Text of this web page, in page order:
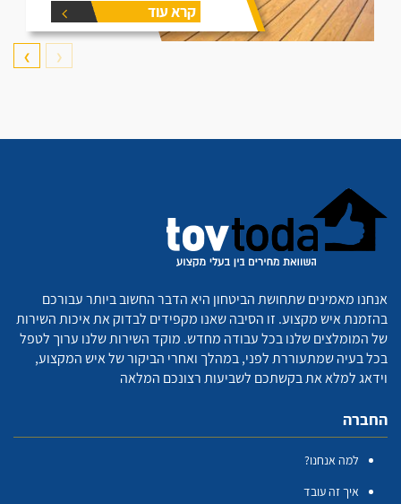
קרא עוד
❮
❯
אנחנו מאמינים שתחושת הביטחון היא הדבר החשוב ביותר עבורכם
בהזמנת איש מקצוע. זו הסיבה שאנו מקפידים לבדוק את איכות השירות
של המומלצים שלנו בכל עבודה מחדש. מוקד השירות שלנו ערוך לטפל
בכל בעיה שמתעוררת לפני, במהלך ואחרי הביקור של איש המקצוע,
וידאג למלא את בקשתכם לשביעות רצונכם המלאה
החברה
למה אנחנו?
איך זה עובד